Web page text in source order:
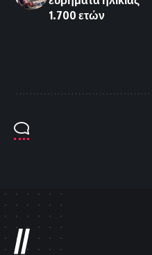
1.700 ετών
//